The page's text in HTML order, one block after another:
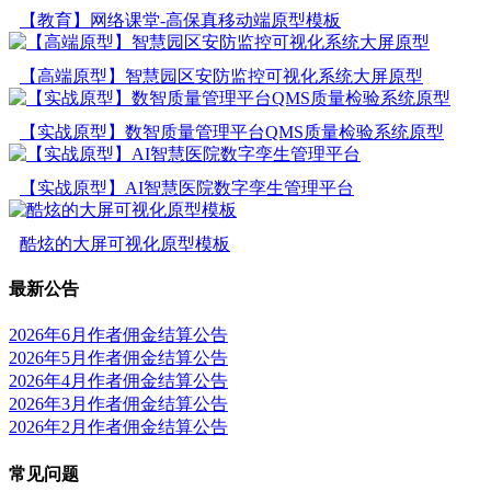
【教育】网络课堂-高保真移动端原型模板
【高端原型】智慧园区安防监控可视化系统大屏原型
【实战原型】数智质量管理平台QMS质量检验系统原型
【实战原型】AI智慧医院数字孪生管理平台
酷炫的大屏可视化原型模板
最新公告
2026年6月作者佣金结算公告
2026年5月作者佣金结算公告
2026年4月作者佣金结算公告
2026年3月作者佣金结算公告
2026年2月作者佣金结算公告
常见问题